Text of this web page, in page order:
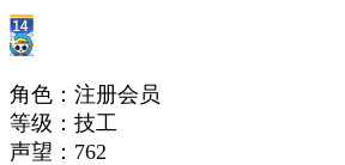
角色：注册会员
等级：技工
声望： 762